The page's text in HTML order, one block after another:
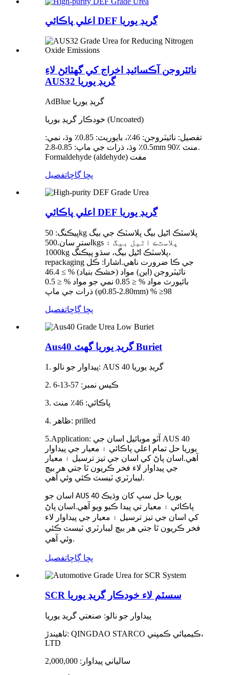
اعلي پاڪائي DEF گريڊ يوريا
نائٽروجن آڪسائيڊ اخراج کي گهٽائڻ لاءِ
AUS32 گريڊ يوريا
AdBlue گريڊ يوريا
خودڪار گريڊ يوريا (Uncoated)
تفصيل: نائيٽروجن: 46٪، بايوريٽ: 0.85٪ وڌ، نمي:
0.5٪ وڌ، ذرات جي ماپ: 0.85-2.8mm 90٪ منٽ.
Formaldehyde (aldehyde) مفت
پڇا ڳاڇاتفصيل
اعلي پاڪائي DEF گريڊ يوريا
پيڪنگ: 50kg پلاسٽڪ اڻيل بيگ پلاسٽڪ جي بيگ
استر سان.500kgs پلاسٽڪ اڻيل بيگ ۽
1000kg پلاسٽڪ اڻيل بيگ، سڌو پيڪنگ،
repackaging جي ڪا ضرورت ناهي.اشارا: ڪل
نائيٽروجن (اين) مواد (خشڪ بنياد) % ≥ 46.4
بائيورٽ مواد % ≤ 0.85 نمي جو مواد % ≤ 0.5
ذرات جي ماپ (φ0.85-2.80mm) % ≥98
پڇا ڳاڇاتفصيل
Aus40 گريڊ يوريا گھٽ Buriet
1. پيداوار جو نالو: AUS 40 گريڊ يوريا
2. ڪيس نمبر: 57-13-6
3. پاڪائي: 46٪ منٽ
4. ظاهر: prilled
5.Application: آٽو موبائيل اسان جي AUS 40
يوريا حل تمام اعلي پاڪائي ۽ معيار جي پيداوار
آهي.اسان پاڻ کي اسان جي تيز ترسيل ۽ معيار
جي پيداوار لاء فخر ڪريون ٿا جتي هر بيچ
ليبارٽري ٽيسٽ ڪئي وئي آهي.
اسان جو AUS 40 يوريا حل سڀ کان وڌيڪ
پاڪائي ۽ معيار تي پيدا ڪيو ويو آهي.اسان پاڻ
کي اسان جي تيز ترسيل ۽ معيار جي پيداوار لاء
فخر ڪريون ٿا جتي هر بيچ ليبارٽري ٽيسٽ ڪئي
وئي آهي.
پڇا ڳاڇاتفصيل
SCR سسٽم لاء خودڪار گريڊ يوريا
پيداوار جو نالو: صنعتي گريڊ يوريا
ٺاھيندڙ: QINGDAO STARCO ڪيميائي ڪمپني،
LTD
سالياني پيداوار: 2,000,000